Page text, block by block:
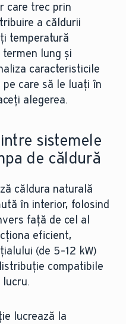
care trec prin
a căldurii
temperatură
lung și
caracteristicile
care să le luați în
alegerea.
sistemele
de căldură
căldura naturală
în interior, folosind
față de cel al
eficient,
(de 5–12 kW)
compatibile
lucru.
lucrează la